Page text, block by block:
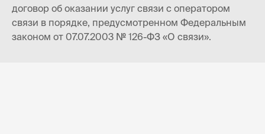
договор об оказании услуг связи с оператором
связи в порядке, предусмотренном Федеральным
законом от 07.07.2003 № 126-ФЗ «О связи».